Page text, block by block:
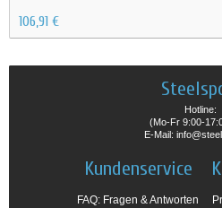
106,91 €
Hotline:
(Mo-Fr 9:00-
E-Mail:
Kundenservice
FAQ: Fragen & Antworten